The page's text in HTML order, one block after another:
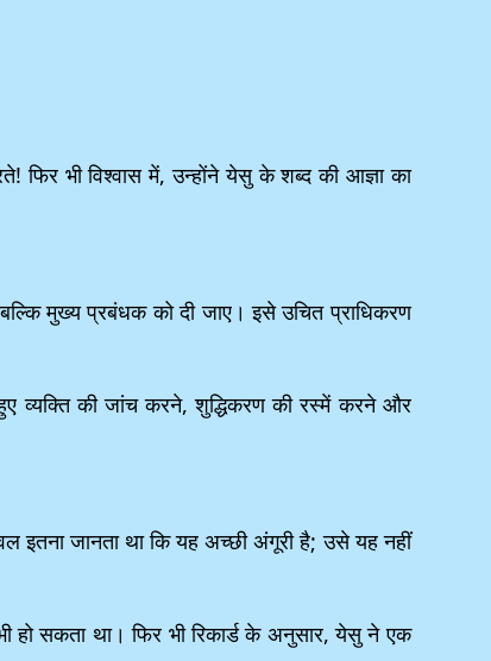
फिर भी विश्वास में, उन्होंने येसु के शब्द की आज्ञा का
बल्कि मुख्य प्रबंधक को दी जाए। इसे उचित प्राधिकरण
हुए व्यक्ति की जांच करने, शुद्धिकरण की रस्में करने और
इतना जानता था कि यह अच्छी अंगूरी है; उसे यह नहीं
हो सकता था। फिर भी रिकार्ड के अनुसार, येसु ने एक